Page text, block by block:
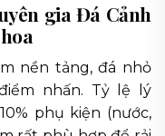
gia Đá Cảnh
nền tảng, đá nhỏ
nhấn. Tỷ lệ lý
phụ kiện (nước,